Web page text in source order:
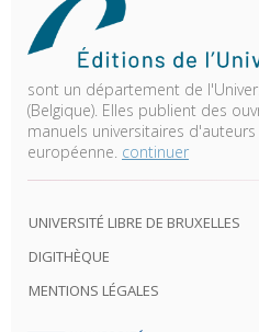
sont un département de
(Belgique). Elles publient des
manuels universitaires
européenne. continuer
UNIVERSITÉ LIBRE DE BRUXELLES
DIGITHÈQUE
MENTIONS LÉGALES